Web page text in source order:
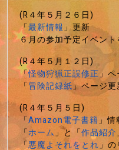
(R４年５月２６日)
「最新情報」更新
６月の参加予定イベント
(R４年５月１２日)
「怪物狩猟正誤修正」
「冒険記録紙」ページ更
(R４年５月５日)
「Amazon電子書籍」情
「ホーム」と「作品紹介
「悪魔よそれをとれ」